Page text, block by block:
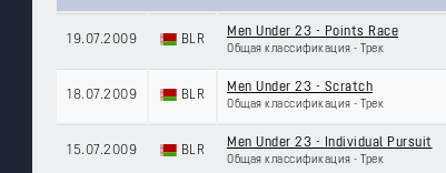
19.07.2009 BLR
Men Under 23 - Points Race
Общая классификация - Трек
18.07.2009 BLR
Men Under 23 - Scratch
Общая классификация - Трек
15.07.2009 BLR
Men Under 23 - Individual Pursuit
Общая классификация - Трек